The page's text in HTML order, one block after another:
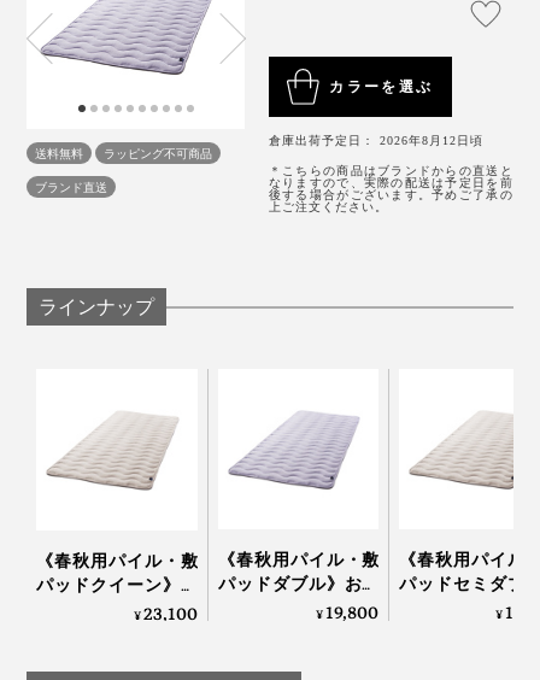
水溶性の繊維が溶けて、すき間ができた分、“ふくらむ糸”『スーパーZERO』
空気をたっぷり含んだ『スーパーZERO』で、「シンカ
タオルのような、両面パイル生地と違って、表面だけに
に、ケバ落ちが少ない耐久性との両立をめざして、試作
をくり返し、パイル地のループ長さを2.2mmでつくりま
した。
ループが短いと、ふんわり感が物足りない。長いと、ケ
バ落ちが増えて、ヘタリやすくなることから、2.2mmと
いうパイル長さを極めた逸品です。
送料無料
ラッピング不可商品
ブランド直送
カラーを選ぶ
倉庫出荷予定日： 2026年8月12日頃
＊こちらの商品はブランドからの直送と
なりますので、実際の配送は予定日を前
後する場合がございます。予めご了承の
上ご注文ください。
ラインナップ
《春秋用パイル・敷
パッドクイーン》お
だやかな春の暖かさ…
¥23,100
《春秋用パイル・敷
パッドダブル》おだ
やかな春の暖かさ…空
¥19,800
《春秋用パイル
パッドセミダブ
おだやかな春の
¥